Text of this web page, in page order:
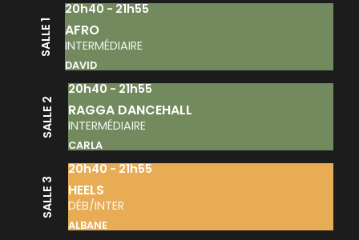
SALLE 1
20h40 - 21h55
AFRO
INTERMÉDIAIRE
DAVID
SALLE 2
20h40 - 21h55
RAGGA DANCEHALL
INTERMÉDIAIRE
CARLA
SALLE 3
20h40 - 21h55
HEELS
DÉB/INTER
ALBANE